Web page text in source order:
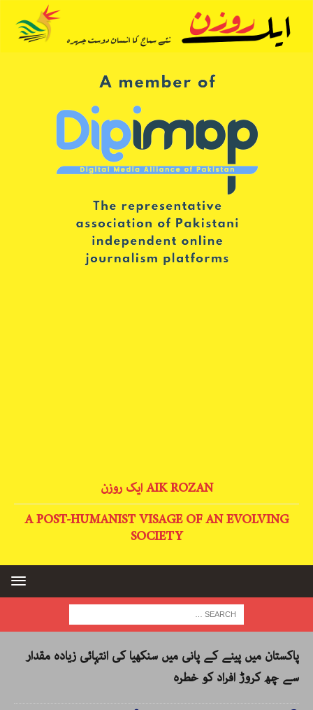
AIK ROZAN ایک روزن
A POST-HUMANIST VISAGE OF AN EVOLVING
SOCIETY
پاکستان میں پینے کے پانی میں سنکھیا کی انتہائی زیادہ مقدار
سے چھ کروڑ افراد کو خطرہ